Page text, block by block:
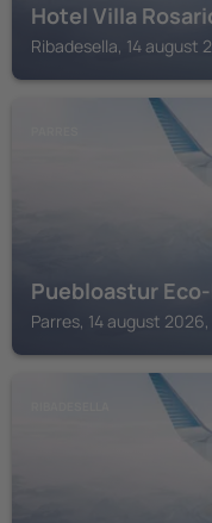
Hotel Villa
Ribadesella, 14 august
Puebloastur
Parres, 14 august